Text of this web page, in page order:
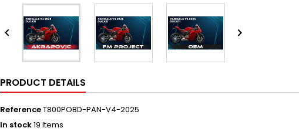
 
PRODUCT DETAILS
ReferenceT800POBD-PAN-V4-2025
In stock19 Items